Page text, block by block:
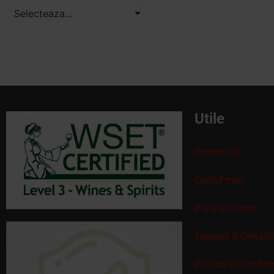
Selecteaza...
Utile
Despre noi
Contul meu
Plată și livrare
Termeni & Conditii
Politica de